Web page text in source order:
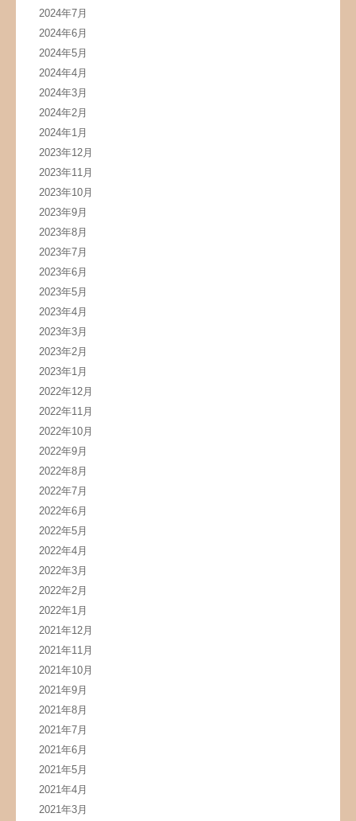
2024年7月
2024年6月
2024年5月
2024年4月
2024年3月
2024年2月
2024年1月
2023年12月
2023年11月
2023年10月
2023年9月
2023年8月
2023年7月
2023年6月
2023年5月
2023年4月
2023年3月
2023年2月
2023年1月
2022年12月
2022年11月
2022年10月
2022年9月
2022年8月
2022年7月
2022年6月
2022年5月
2022年4月
2022年3月
2022年2月
2022年1月
2021年12月
2021年11月
2021年10月
2021年9月
2021年8月
2021年7月
2021年6月
2021年5月
2021年4月
2021年3月